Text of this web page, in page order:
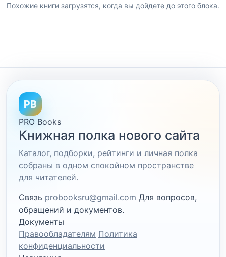
Похожие книги загрузятся, когда вы дойдете до этого блока.
PB
PRO Books
Книжная полка нового сайта
Каталог, подборки, рейтинги и личная полка
собраны в одном спокойном пространстве
для читателей.
Связь probooksru@gmail.com Для вопросов,
обращений и документов.
Документы
Правообладателям Политика
конфиденциальности